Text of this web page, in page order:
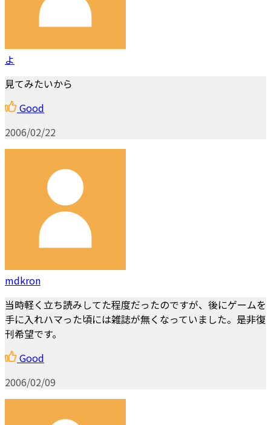
よ
見てみたいから
Good
2006/02/22
mdkron
当時軽く立ち読みしてた程度だったのですが、後にゲームを
手に入れハマった頃には雑誌が無くなっていました。是非復
刊希望です。
Good
2006/02/09